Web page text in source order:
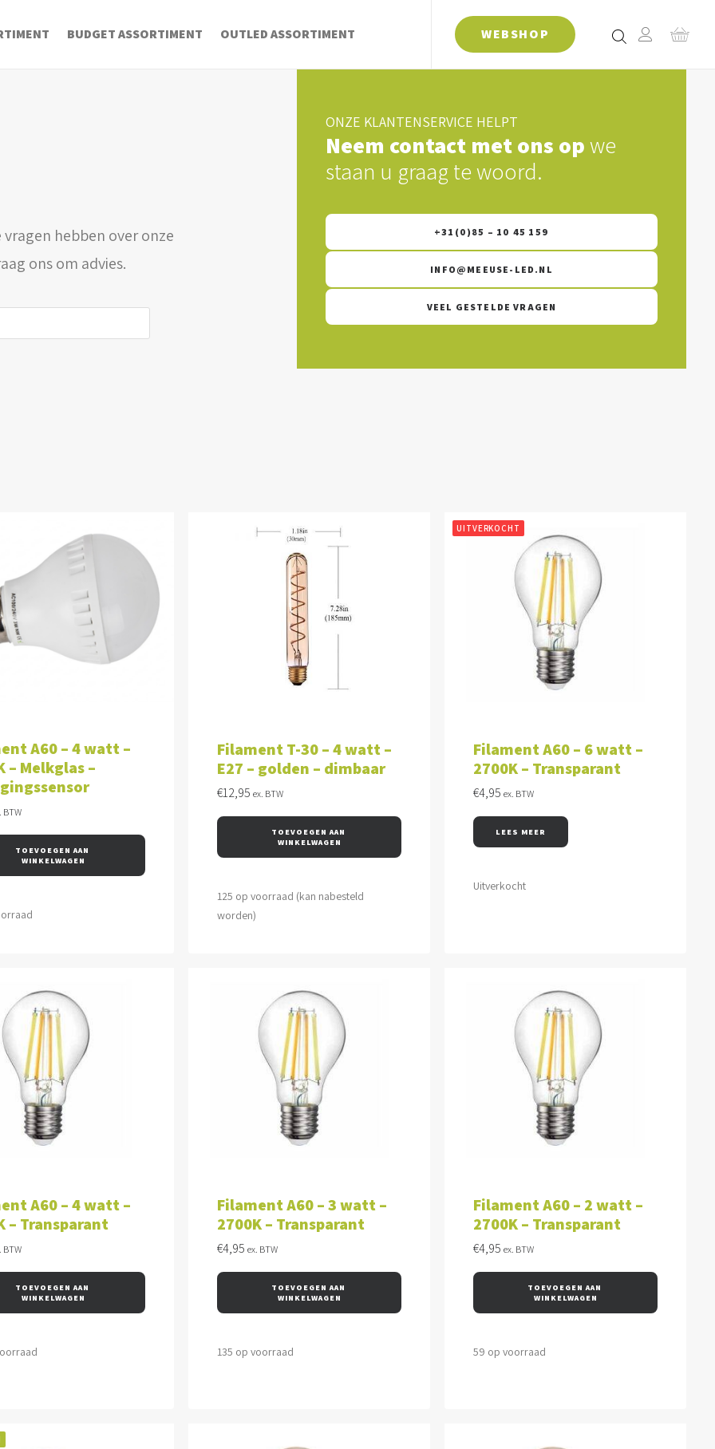
BUDGET ASSORTIMENT OUTLED ASSORTIMENT WEBSHOP
hebben over onze
ons om advies.
ONZE KLANTENSERVICE HELPT
Neem contact met ons opwe
staan u graag te woord.
+31(0)85 – 10 45 159
INFO@MEEUSE-LED.NL
VEEL GESTELDE VRAGEN
A60 – 4 watt –
– Melkglas –
BTW
TOEVOEGEN AAN
WINKELWAGEN
Filament T-30 – 4 watt –
E27 – golden – dimbaar
€12,95 ex. BTW
TOEVOEGEN AAN
WINKELWAGEN
125 op voorraad (kan nabesteld
worden)
UITVERKOCHT
Filament A60 – 6 watt –
2700K – Transparant
€4,95 ex. BTW
LEES MEER
Uitverkocht
A60 – 4 watt –
– Transparant
BTW
TOEVOEGEN AAN
WINKELWAGEN
Filament A60 – 3 watt –
2700K – Transparant
€4,95 ex. BTW
TOEVOEGEN AAN
WINKELWAGEN
135 op voorraad
Filament A60 – 2 watt –
2700K – Transparant
€4,95 ex. BTW
TOEVOEGEN AAN
WINKELWAGEN
59 op voorraad